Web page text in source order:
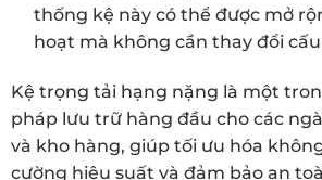
thống kệ này có thể được mở
hoạt mà không cần thay đổi
Kệ trọng tải hạng nặng là một
pháp lưu trữ hàng đầu cho các
và kho hàng, giúp tối ưu hóa
cường hiệu suất và đảm bảo an